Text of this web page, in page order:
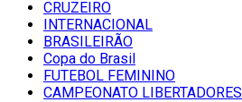
CRUZEIRO
INTERNACIONAL
BRASILEIRÃO
Copa do Brasil
FUTEBOL FEMININO
CAMPEONATO LIBERTADORES